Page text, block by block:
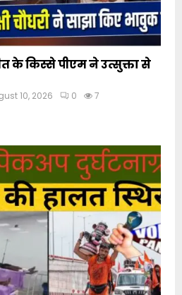
के किस्से पीएम ने उत्सुक्ता से
10, 2026 0 7